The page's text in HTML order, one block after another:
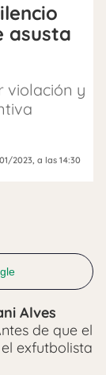
asusta
violación y
2023, a las 14:30
Alves
de que el
exfutbolista